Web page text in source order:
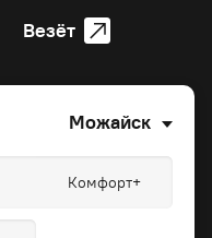
Везёт
Можайск
Комфорт+